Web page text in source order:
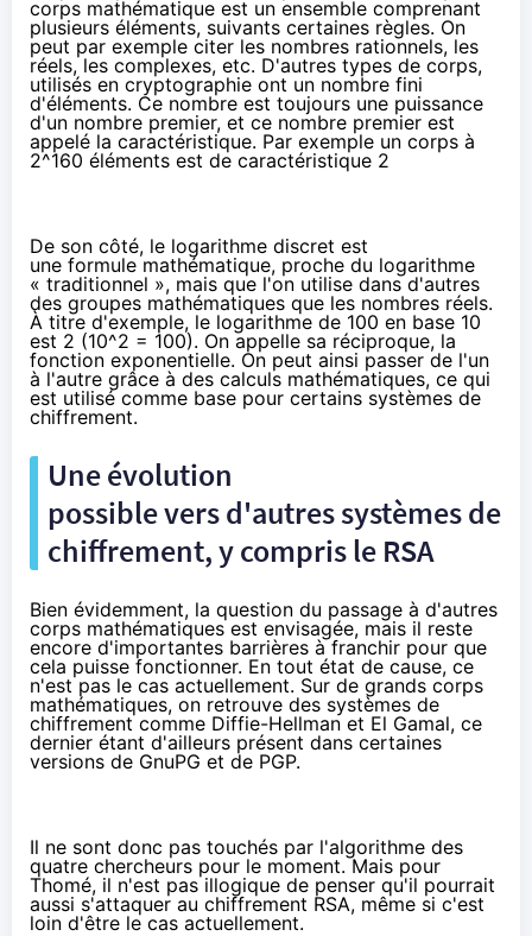
corps mathématique est un ensemble comprenant
plusieurs éléments, suivants certaines règles. On
peut par exemple citer les nombres rationnels, les
réels, les complexes, etc. D'autres types de corps,
utilisés en cryptographie ont un nombre fini
d'éléments. Ce nombre est toujours une puissance
d'un nombre premier, et ce nombre premier est
appelé la caractéristique. Par exemple un corps à
2^160 éléments est de caractéristique 2
De son côté, le logarithme discret est
une formule mathématique, proche du logarithme
« traditionnel », mais que l'on utilise dans d'autres
des groupes mathématiques que les nombres réels.
À titre d'exemple, le logarithme de 100 en base 10
est 2 (10^2 = 100). On appelle sa réciproque, la
fonction exponentielle. On peut ainsi passer de l'un
à l'autre grâce à des calculs mathématiques, ce qui
est utilisé comme base pour certains systèmes de
chiffrement.
Une évolution
possible vers d'autres systèmes de
chiffrement, y compris le RSA
Bien évidemment, la question du passage à d'autres
corps mathématiques est envisagée, mais il reste
encore d'importantes barrières à franchir pour que
cela puisse fonctionner. En tout état de cause, ce
n'est pas le cas actuellement. Sur de grands corps
mathématiques, on retrouve des systèmes de
chiffrement comme Diffie-Hellman et El Gamal, ce
dernier étant d'ailleurs présent dans certaines
versions de GnuPG et de PGP.
Il ne sont donc pas touchés par l'algorithme des
quatre chercheurs pour le moment. Mais pour
Thomé, il n'est pas illogique de penser qu'il pourrait
aussi s'attaquer au chiffrement RSA, même si c'est
loin d'être le cas actuellement.